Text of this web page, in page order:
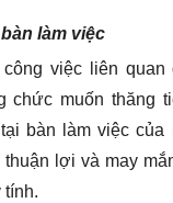
làm việc
việc liên quan
chức muốn thăng
bàn làm việc của
thuận lợi và may
tính.